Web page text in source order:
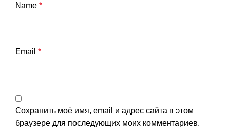
Name *
Email *
Сохранить моё имя, email и адрес сайта в этом
браузере для последующих моих комментариев.